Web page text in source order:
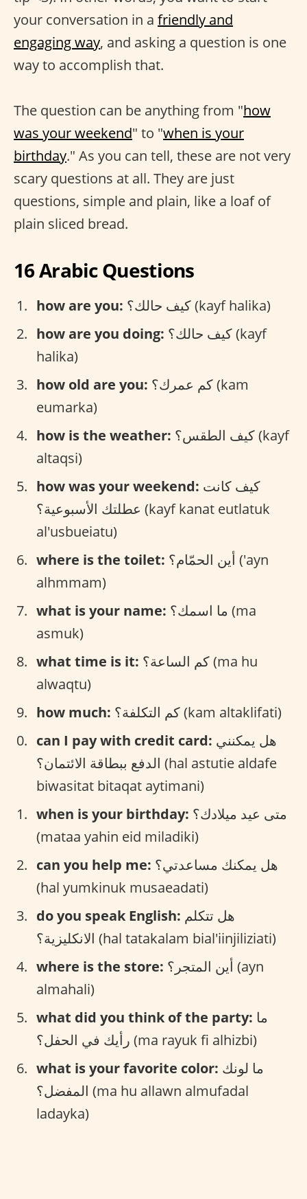
your conversation in a friendly and
engaging way, and asking a question is one
way to accomplish that.
The question can be anything from "how
was your weekend" to "when is your
birthday." As you can tell, these are not very
scary questions at all. They are just
questions, simple and plain, like a loaf of
plain sliced bread.
16 Arabic Questions
how are you:
كيف حالك؟ (kayf halika)
how are you doing:
halika)
how old are you:
eumarka)
how is the weather:
altaqsi)
how was your weekend:
عطلتك الأسبوعية؟ (kayf kanat eutlatuk
al'usbueiatu)
where is the toilet:
alhmmam)
what is your name:
asmuk)
what time is it:
alwaqtu)
how much:
كم التكلفة؟ (kam altaklifati)
can I pay with credit card:
الدفع ببطاقة الائتمان؟ (hal astutie aldafe
biwasitat bitaqat aytimani)
when is your birthday:
(mataa yahin eid miladiki)
can you help me:
(hal yumkinuk musaeadati)
do you speak English:
الانكليزية؟ (hal tatakalam bial'iinjiliziati)
where is the store:
almahali)
what did you think of the party:
رأيك في الحفل؟ (ma rayuk fi alhizbi)
what is your favorite color:
المفضل؟ (ma hu allawn almufadal
ladayka)